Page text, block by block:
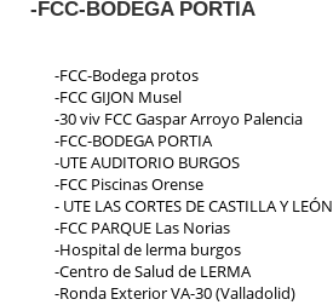
Priasa
Padeser
Teconsa
Parrado
Ecp
Residencial Toscana
-FCC-BODEGA PORTIA
-FCC-Bodega protos
-FCC GIJON Musel
-30 viv FCC Gaspar Arroyo Palencia
-FCC-BODEGA PORTIA
-UTE AUDITORIO BURGOS
-FCC Piscinas Orense
- UTE LAS CORTES DE CASTILLA Y LEÓN
-FCC PARQUE Las Norias
-Hospital de lerma burgos
-Centro de Salud de LERMA
-Ronda Exterior VA-30 (Valladolid)